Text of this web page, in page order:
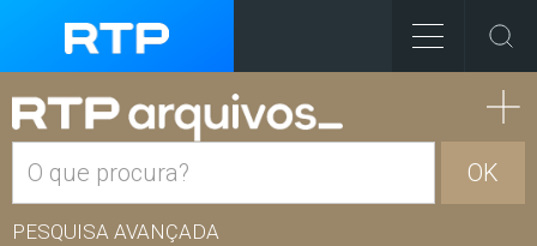
OK
PESQUISA AVANÇADA